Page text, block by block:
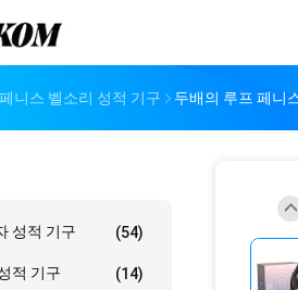
페니스 벨소리 성적 기구 두배의 루프 페니
성적 기구 (54)
적 기구 (14)